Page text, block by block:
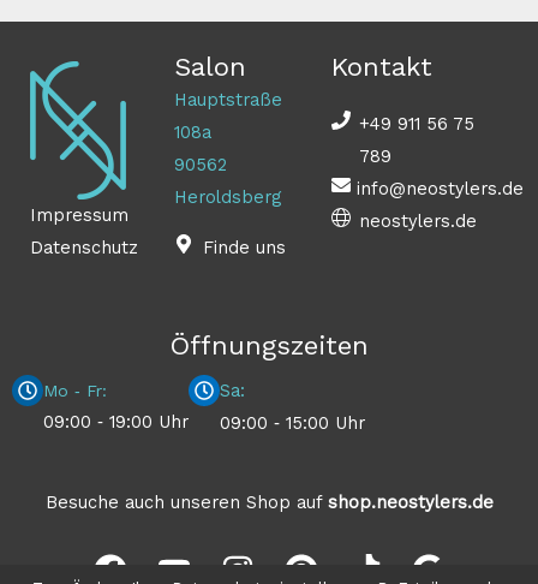
Impressum
Datenschutz
Salon
Hauptstraße
108a
90562
Heroldsberg
Finde uns
Kontakt
+49 911 56 75
789
info@neostylers.de
neostylers.de
Öffnungszeiten
Mo ‐ Fr:
09:00 ‐ 19:00 Uhr
Sa:
09:00 ‐ 15:00 Uhr
Besuche auch unseren Shop auf shop.neostylers.de
F
Y
I
P
T
G